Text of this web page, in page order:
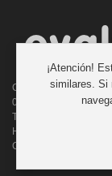
C/. Laforja, 46
08006 BARCELONA
Teléfono: 933 210 593
Horario atencion
¡Atención!
similares. Si